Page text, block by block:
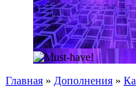
Главная » Дополнения »